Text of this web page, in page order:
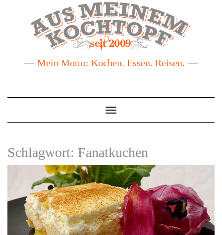
Mein Motto: Kochen. Essen. Reisen.
Toggle
Navigation
Schlagwort: Fanatkuchen